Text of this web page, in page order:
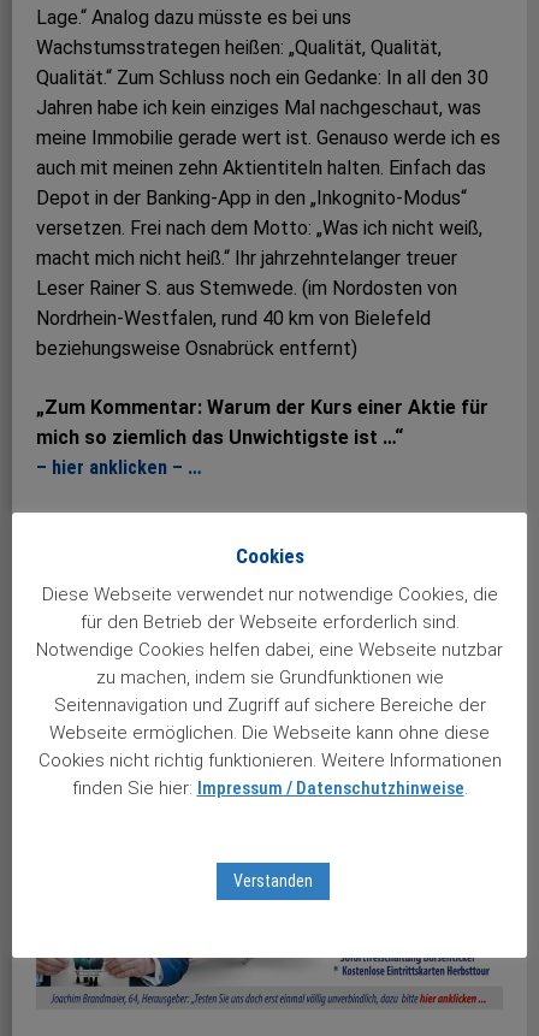
Lage.“ Analog dazu müsste es bei uns
Wachstumsstrategen heißen: „Qualität, Qualität,
Qualität.“ Zum Schluss noch ein Gedanke: In all den 30
Jahren habe ich kein einziges Mal nachgeschaut, was
meine Immobilie gerade wert ist. Genauso werde ich es
auch mit meinen zehn Aktientiteln halten. Einfach das
Depot in der Banking-App in den „Inkognito-Modus“
versetzen. Frei nach dem Motto: „Was ich nicht weiß,
macht mich nicht heiß.“ Ihr jahrzehntelanger treuer
Leser Rainer S. aus Stemwede. (im Nordosten von
Nordrhein-Westfalen, rund 40 km von Bielefeld
beziehungsweise Osnabrück entfernt)
„Zum Kommentar: Warum der Kurs einer Aktie für
mich so ziemlich das Unwichtigste ist …“
– hier anklicken – …
ist aber den neuen Almanach aller
unserer Wachstumswerte nicht missen will, vielleicht
aber auch einmal eine unserer Börsenveranstaltungen
live erleben will – kein Problem. Einfach einfach einmal
bei uns zur Probe mitmachen.Warum sich mitmachen
lohnt – Ihre Vorteile – dazu hier anklicken …
Cookies
Diese Webseite verwendet nur notwendige Cookies, die
für den Betrieb der Webseite erforderlich sind.
Notwendige Cookies helfen dabei, eine Webseite nutzbar
zu machen, indem sie Grundfunktionen wie
Seitennavigation und Zugriff auf sichere Bereiche der
Webseite ermöglichen. Die Webseite kann ohne diese
Cookies nicht richtig funktionieren. Weitere Informationen
finden Sie hier: Impressum / Datenschutzhinweise.
Verstanden